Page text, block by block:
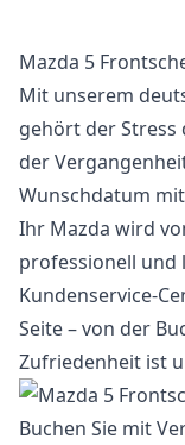
Mazda 5
Mit unserem
gehört der Stress
der
Wunschdatum
Ihr Mazda wird
professionell und
Kundenservice-
Seite – von der
Zufriedenheit ist
Buchen Sie mit